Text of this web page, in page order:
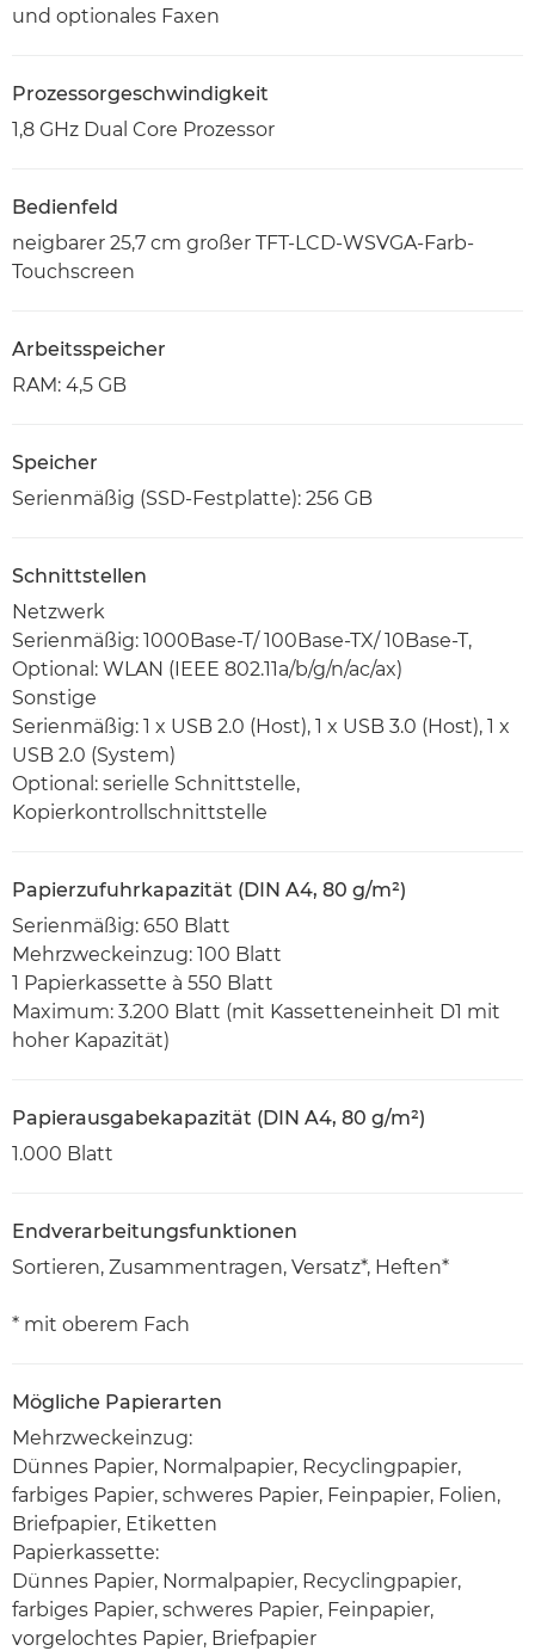
und optionales Faxen
Prozessorgeschwindigkeit
1,8 GHz Dual Core Prozessor
Bedienfeld
neigbarer 25,7 cm großer TFT-LCD-WSVGA-Farb-
Touchscreen
Arbeitsspeicher
RAM: 4,5 GB
Speicher
Serienmäßig (SSD-Festplatte): 256 GB
Schnittstellen
Netzwerk
Serienmäßig: 1000Base-T/ 100Base-TX/ 10Base-T,
Optional: WLAN (IEEE 802.11a/b/g/n/ac/ax)
Sonstige
Serienmäßig: 1 x USB 2.0 (Host), 1 x USB 3.0 (Host), 1 x
USB 2.0 (System)
Optional: serielle Schnittstelle,
Kopierkontrollschnittstelle
Papierzufuhrkapazität (DIN A4, 80 g/m²)
Serienmäßig: 650 Blatt
Mehrzweckeinzug: 100 Blatt
1 Papierkassette à 550 Blatt
Maximum: 3.200 Blatt (mit Kassetteneinheit D1 mit
hoher Kapazität)
Papierausgabekapazität (DIN A4, 80 g/m²)
1.000 Blatt
Endverarbeitungsfunktionen
Sortieren, Zusammentragen, Versatz*, Heften*
* mit oberem Fach
Mögliche Papierarten
Mehrzweckeinzug:
Dünnes Papier, Normalpapier, Recyclingpapier,
farbiges Papier, schweres Papier, Feinpapier, Folien,
Briefpapier, Etiketten
Papierkassette:
Dünnes Papier, Normalpapier, Recyclingpapier,
farbiges Papier, schweres Papier, Feinpapier,
vorgelochtes Papier, Briefpapier